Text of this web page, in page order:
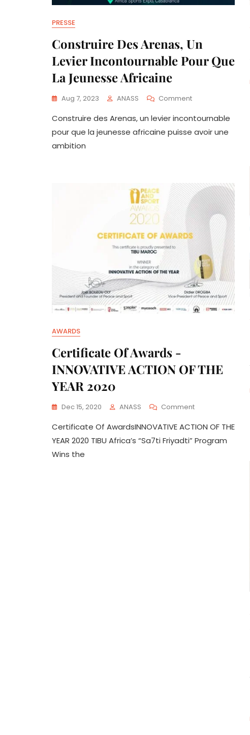
PRESSE
Construire Des Arenas, Un
Levier Incontournable Pour Que
La Jeunesse Africaine
Aug 7, 2023 ANASS CommentOn
Des
Arenas,
La
Jeunesse
Construire des Arenas, un levier incontournable
pour que la jeunesse africaine puisse avoir une
ambition
AWARDS
Certificate Of Awards -
INNOVATIVE ACTION OF THE
YEAR 2020
Dec 15, 2020 ANASS CommentOn
Of
Awards
Certificate Of AwardsINNOVATIVE ACTION OF THE
YEAR 2020 TIBU Africa’s “Sa7ti Friyadti” Program
Wins the